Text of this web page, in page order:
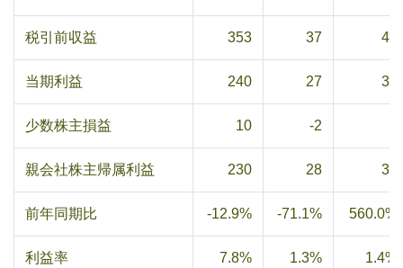
税引前収益 353 37 48
当期利益 240 27 34
少数株主損益 10 -2
親会社株主帰属利益 230 28 33
前年同期比 -12.9% -71.1% 560.0%
利益率 7.8% 1.3% 1.4%